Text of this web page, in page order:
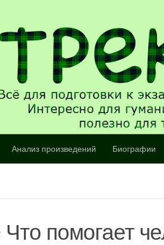
Анализ произведений Биографии
помогает